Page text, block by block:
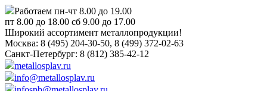
Работаем пн-чт 8.00 до 19.00
пт 8.00 до 18.00 сб 9.00 до 17.00
Широкий ассортимент металлопродукции!
Москва: 8 (495) 204-30-50, 8 (499) 372-02-63
Санкт-Петербург: 8 (812) 385-42-12
metallosplav.ru
info@metallosplav.ru